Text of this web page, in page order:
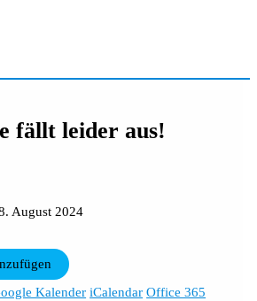
fällt leider aus!
August 2024
Kalender iCalendar Office 365